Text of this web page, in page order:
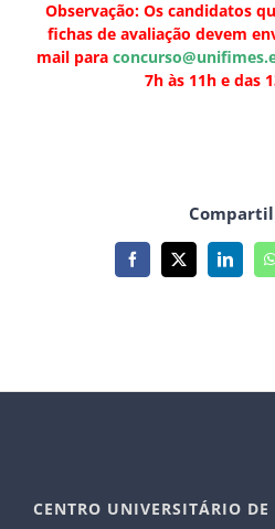
Observação: Os candidatos
fichas de avaliação devem
mail para
7h às 11h e das
Facebook
X
CENTRO UNIVERSITÁRIO